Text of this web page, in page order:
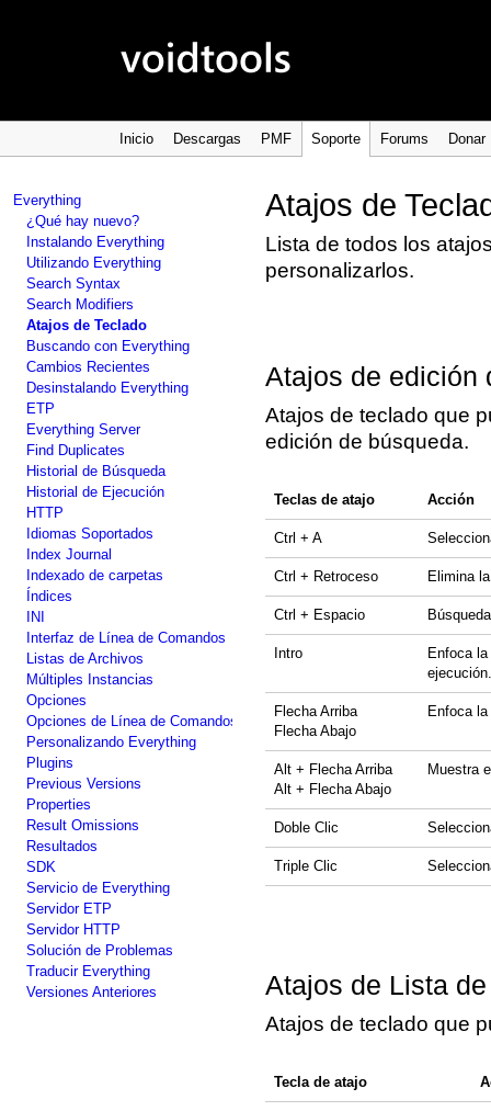
Inicio Descargas PMF Soporte Forums Donar
Everything
¿Qué hay nuevo?
Instalando Everything
Utilizando Everything
Search Syntax
Search Modifiers
Atajos de Teclado
Buscando con Everything
Cambios Recientes
Desinstalando Everything
ETP
Everything Server
Find Duplicates
Historial de Búsqueda
Historial de Ejecución
HTTP
Idiomas Soportados
Index Journal
Indexado de carpetas
Índices
INI
Interfaz de Línea de Comandos
Listas de Archivos
Múltiples Instancias
Opciones
Opciones de Línea de Comandos
Personalizando Everything
Plugins
Previous Versions
Properties
Result Omissions
Resultados
SDK
Servicio de Everything
Servidor ETP
Servidor HTTP
Solución de Problemas
Traducir Everything
Versiones Anteriores
Atajos de
Lista de todos los
personalizarlos.
Atajos de edición
Atajos de teclado que
edición de búsqueda.
Teclas de atajo Acción
Ctrl + A
Ctrl + Retroceso Elimina
Ctrl + Espacio
Intro
Enfoca
ejecución.
Flecha Arriba
Flecha Abajo
Enfoca
Alt + Flecha Arriba
Alt + Flecha Abajo
Muestra
Doble Clic
Triple Clic
Atajos de Lista
Atajos de teclado que
Tecla de atajo